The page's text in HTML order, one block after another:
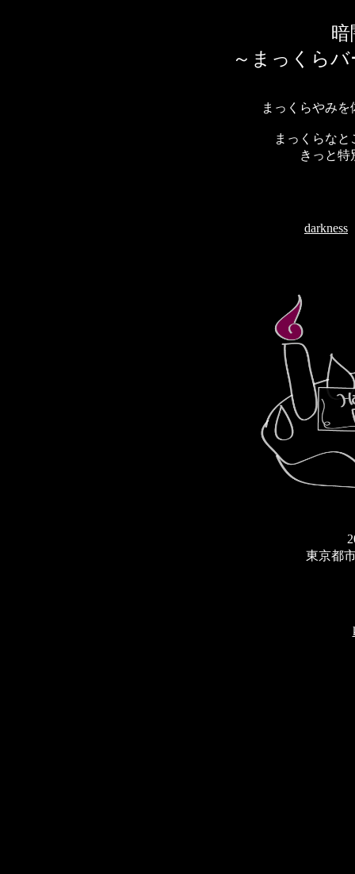
暗
～まっくら
まっくらやみ
まっくらな
きっと特
darkness
東京都